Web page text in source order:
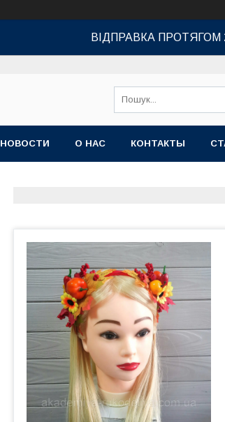
ВІДПРАВКА ПРОТЯГОМ
НОВОСТИ О НАС КОНТАКТЫ